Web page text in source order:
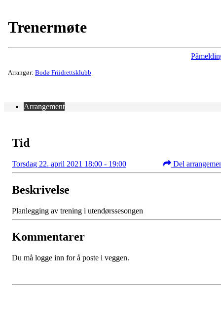
Trenermøte
Arrangør: Bodø Friidrettsklubb
Arrangement
Tid
Torsdag 22. april 2021 18:00 - 19:00 Del
Beskrivelse
Planlegging av trening i utendørssesongen
Kommentarer
Du må logge inn for å poste i veggen.